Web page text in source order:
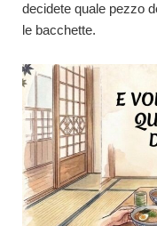
decidete quale pezzo
le bacchette.